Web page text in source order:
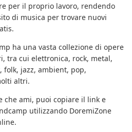
per il proprio lavoro, rendendo
di musica per trovare nuovi
ha una vasta collezione di opere
tra cui elettronica, rock, metal,
jazz, ambient, pop,
altri.
che ami, puoi copiare il link e
utilizzando DoremiZone